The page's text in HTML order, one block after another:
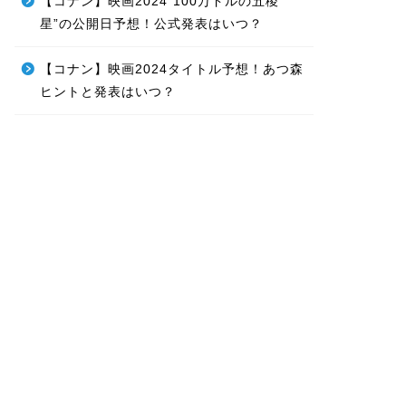
星”の公開日予想！公式発表はいつ？
【コナン】映画2024タイトル予想！あつ森
ヒントと発表はいつ？